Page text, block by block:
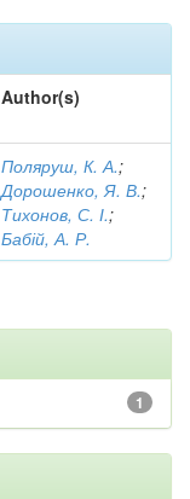
Author(s)
Поляруш, К. А.;
Дорошенко, Я. В.;
Тихонов, С. І.;
Бабій, А. Р.
1